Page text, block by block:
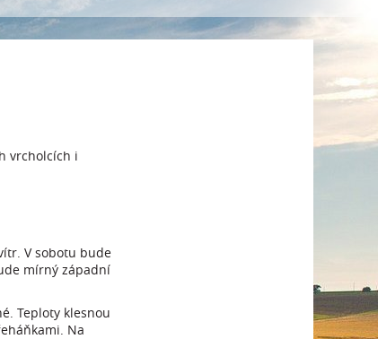
vrcholcích i
V sobotu bude
mírný západní
Teploty klesnou
Na